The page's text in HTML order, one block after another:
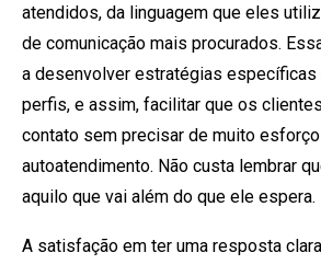
atendidos, da linguagem que eles
de comunicação mais procurados.
a desenvolver estratégias
perfis, e assim, facilitar que os
contato sem precisar de muito
autoatendimento. Não custa lembrar
aquilo que vai além do que ele espera.
A satisfação em ter uma resposta